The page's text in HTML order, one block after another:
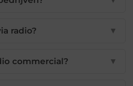
radio? ▼
commercial? ▼